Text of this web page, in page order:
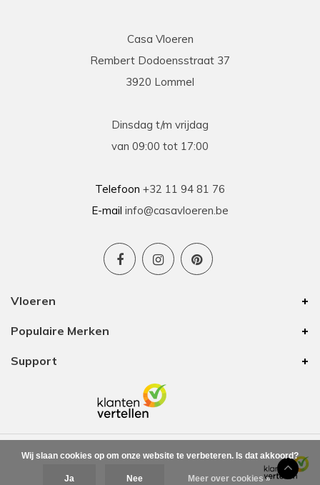
Casa Vloeren
Rembert Dodoensstraat 37
3920 Lommel
Dinsdag t/m vrijdag
van 09:00 tot 17:00
Telefoon +32 11 94 81 76
E-mail info@casavloeren.be
Vloeren
Populaire Merken
Support
Wij slaan cookies op om onze website te verbeteren. Is dat akkoord?
Ja Nee Meer over cookies »